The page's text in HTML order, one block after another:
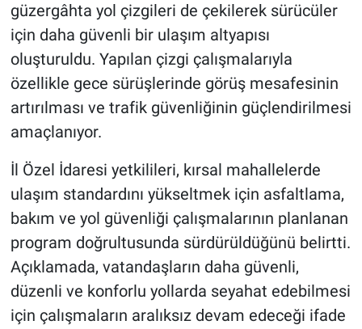
güzergâhta yol çizgileri de çekilerek sürücüler
için daha güvenli bir ulaşım altyapısı
oluşturuldu. Yapılan çizgi çalışmalarıyla
özellikle gece sürüşlerinde görüş mesafesinin
artırılması ve trafik güvenliğinin güçlendirilmesi
amaçlanıyor.
İl Özel İdaresi yetkilileri, kırsal mahallelerde
ulaşım standardını yükseltmek için asfaltlama,
bakım ve yol güvenliği çalışmalarının planlanan
program doğrultusunda sürdürüldüğünü belirtti.
Açıklamada, vatandaşların daha güvenli,
düzenli ve konforlu yollarda seyahat edebilmesi
için çalışmaların aralıksız devam edeceği ifade